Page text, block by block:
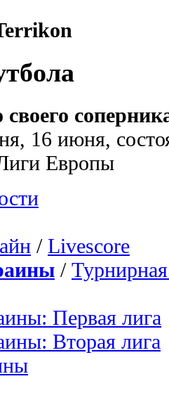
16 июня,
Европы
/ Livescore
/
Первая лига
Вторая лига